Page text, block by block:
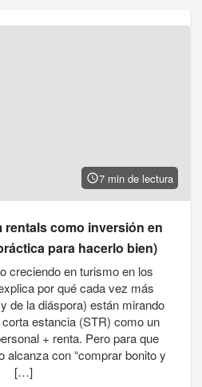
7 min de lectura
como inversión en
para hacerlo bien)
creciendo en turismo en los
por qué cada vez más
de la diáspora) están mirando
estancia (STR) como un
+ renta. Pero para que
alcanza con “comprar bonito y
[…]